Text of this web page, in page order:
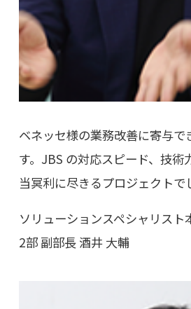
ベネッセ様の業務改善に寄与で
す。JBS の対応スピード、技術
当冥利に尽きるプロジェクトで
ソリューションスペシャリスト
2部 副部長 酒井 大輔